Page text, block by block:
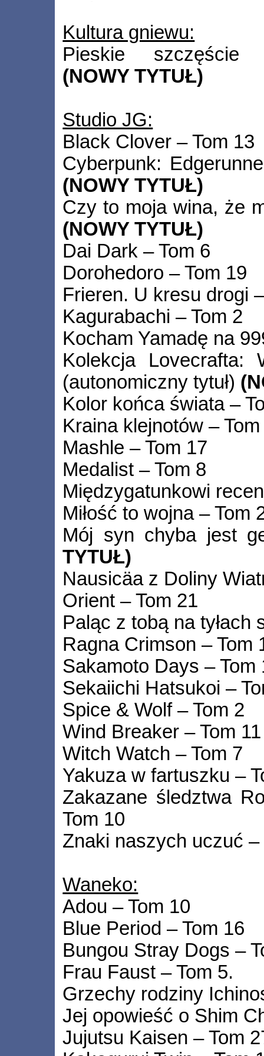
Kultura gniewu:
Pieskie szczęście
(NOWY TYTUŁ)
Studio JG:
Black Clover – Tom 13
Cyberpunk:
(NOWY TYTUŁ)
Czy to moja wina, że
(NOWY TYTUŁ)
Dai Dark – Tom 6
Dorohedoro – Tom 19
Frieren. U kresu drogi
Kagurabachi – Tom 2
Kocham Yamadę na
Kolekcja Lovecrafta:
(autonomiczny tytuł)
Kolor końca świata –
Kraina klejnotów –
Mashle – Tom 17
Medalist – Tom 8
Międzygatunkowi
Miłość to wojna – Tom
Mój syn chyba jest
TYTUŁ)
Nausicäa z Doliny
Orient – Tom 21
Paląc z tobą na tyłach
Ragna Crimson – Tom
Sakamoto Days – Tom
Sekaiichi Hatsukoi –
Spice & Wolf – Tom 2
Wind Breaker – Tom 11
Witch Watch – Tom 7
Yakuza w fartuszku –
Zakazane śledztwa
Tom 10
Znaki naszych uczuć –
Waneko:
Adou – Tom 10
Blue Period – Tom 16
Bungou Stray Dogs –
Frau Faust – Tom 5.
Grzechy rodziny
Jej opowieść o Shim
Jujutsu Kaisen – Tom